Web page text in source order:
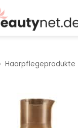
Haarpflegeprodukte